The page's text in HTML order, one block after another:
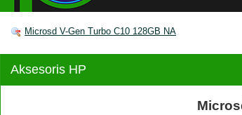
Microsd V-Gen Turbo C10 128GB NA
Aksesoris HP